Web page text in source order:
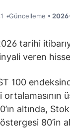
•Güncelleme •
tarihi
veren
100
altında,
80’in